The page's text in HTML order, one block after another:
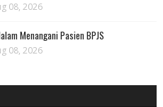
08, 2026
Menangani Pasien BPJS
08, 2026